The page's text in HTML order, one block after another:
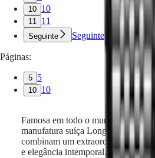
10 10
11 11
Seguinte Seguinte
Páginas:
5 5
10 10
Famosa em todo o mundo pela sua
manufatura suíça Longines dá vida
combinam um extraordinário
e elegância intemporal. Foi com